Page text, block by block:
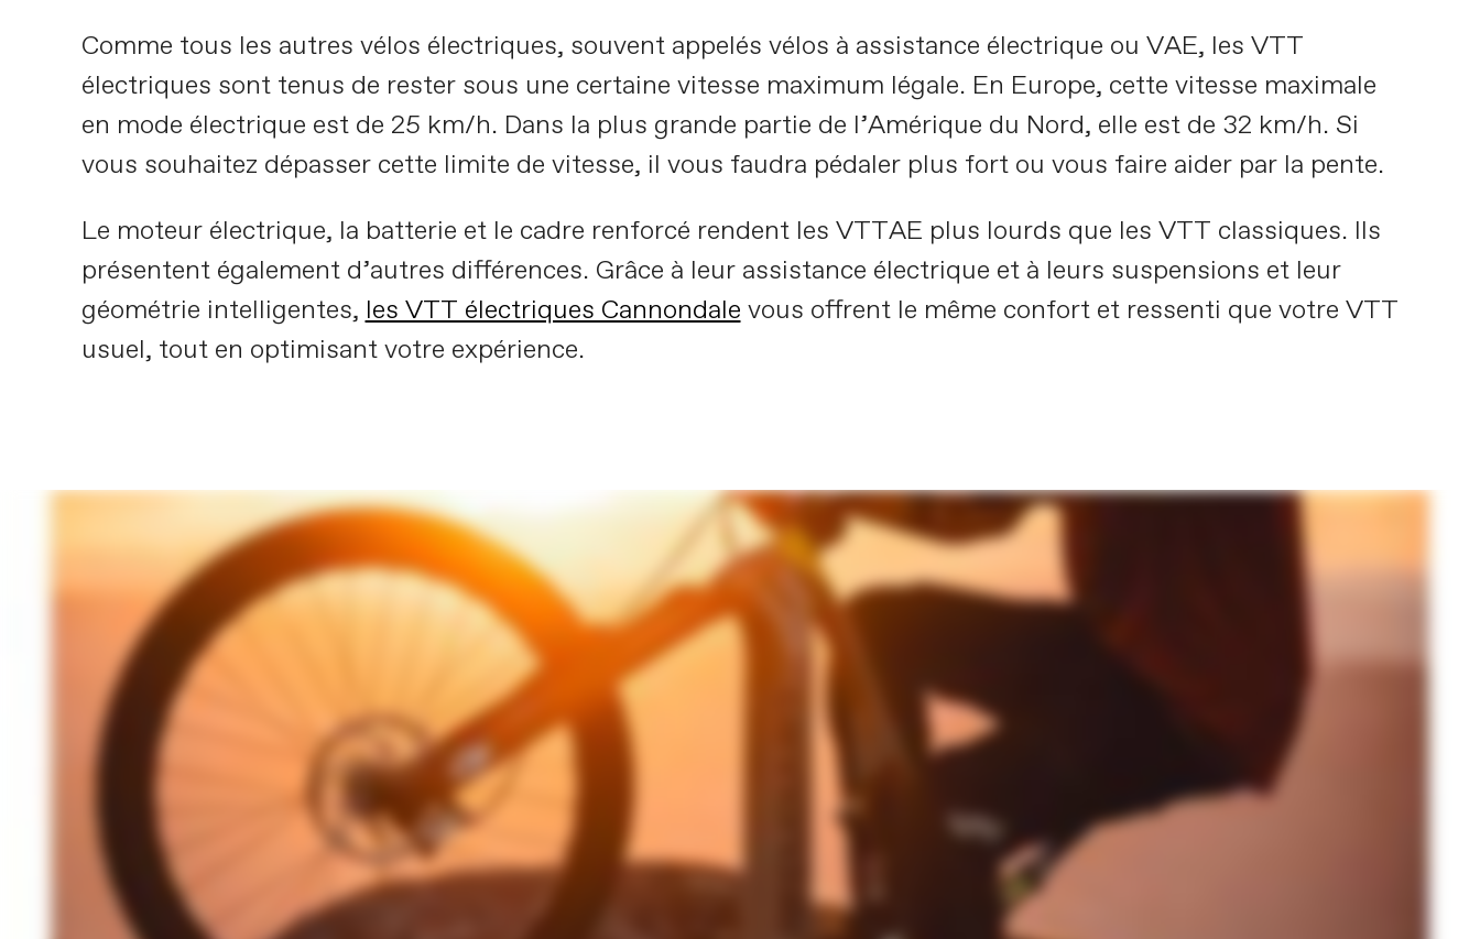
Comme tous les autres vélos électriques, souvent appelés vélos à assistance électrique ou VAE, les VTT
électriques sont tenus de rester sous une certaine vitesse maximum légale. En Europe, cette vitesse maximale
en mode électrique est de 25 km/h. Dans la plus grande partie de l’Amérique du Nord, elle est de 32 km/h. Si
vous souhaitez dépasser cette limite de vitesse, il vous faudra pédaler plus fort ou vous faire aider par la pente.
Le moteur électrique, la batterie et le cadre renforcé rendent les VTTAE plus lourds que les VTT classiques. Ils
présentent également d’autres différences. Grâce à leur assistance électrique et à leurs suspensions et leur
géométrie intelligentes, les VTT électriques Cannondale vous offrent le même confort et ressenti que votre VTT
usuel, tout en optimisant votre expérience.